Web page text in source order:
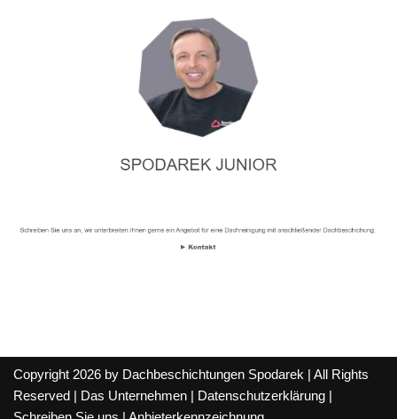
Copyright 2026 by Dachbeschichtungen Spodarek | All Rights
Reserved |
Das Unternehmen Datenschutzerklärung